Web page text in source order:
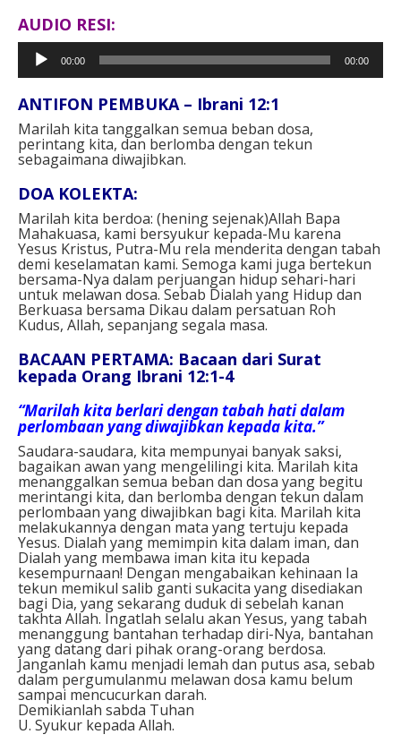
AUDIO RESI:
Pemutar
Audio
00:00 00:00
ANTIFON PEMBUKA – Ibrani 12:1
Marilah kita tanggalkan semua beban dosa,
perintang kita, dan berlomba dengan tekun
sebagaimana diwajibkan.
DOA KOLEKTA:
Marilah kita berdoa: (hening sejenak)Allah Bapa
Mahakuasa, kami bersyukur kepada-Mu karena
Yesus Kristus, Putra-Mu rela menderita dengan tabah
demi keselamatan kami. Semoga kami juga bertekun
bersama-Nya dalam perjuangan hidup sehari-hari
untuk melawan dosa. Sebab Dialah yang Hidup dan
Berkuasa bersama Dikau dalam persatuan Roh
Kudus, Allah, sepanjang segala masa.
BACAAN PERTAMA: Bacaan dari Surat
kepada Orang Ibrani 12:1-4
“Marilah kita berlari dengan tabah hati dalam
perlombaan yang diwajibkan kepada kita.”
Saudara-saudara, kita mempunyai banyak saksi,
bagaikan awan yang mengelilingi kita. Marilah kita
menanggalkan semua beban dan dosa yang begitu
merintangi kita, dan berlomba dengan tekun dalam
perlombaan yang diwajibkan bagi kita. Marilah kita
melakukannya dengan mata yang tertuju kepada
Yesus. Dialah yang memimpin kita dalam iman, dan
Dialah yang membawa iman kita itu kepada
kesempurnaan! Dengan mengabaikan kehinaan Ia
tekun memikul salib ganti sukacita yang disediakan
bagi Dia, yang sekarang duduk di sebelah kanan
takhta Allah. Ingatlah selalu akan Yesus, yang tabah
menanggung bantahan terhadap diri-Nya, bantahan
yang datang dari pihak orang-orang berdosa.
Janganlah kamu menjadi lemah dan putus asa, sebab
dalam pergumulanmu melawan dosa kamu belum
sampai mencucurkan darah.
Demikianlah sabda Tuhan
U. Syukur kepada Allah.